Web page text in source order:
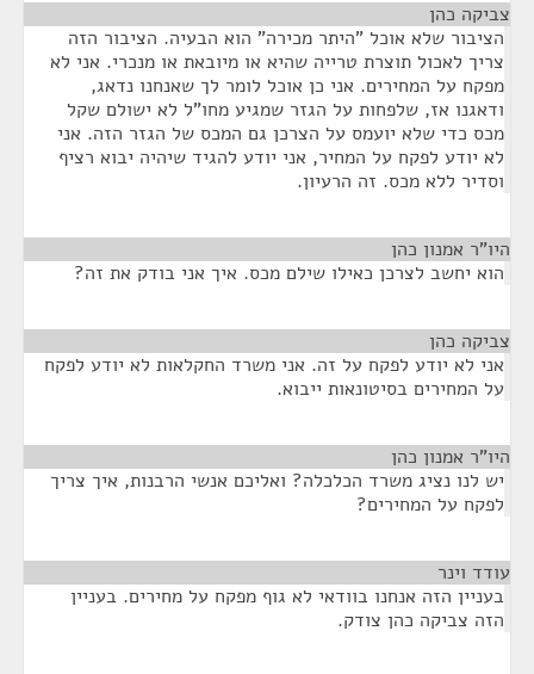
צביקה כהן
הציבור שלא אוכל "היתר מכירה" הוא הבעיה. הציבור הזה
צריך לאכול תוצרת טרייה שהיא או מיובאת או מנכרי. אני לא
מפקח על המחירים. אני כן אוכל לומר לך שאנחנו נדאג,
ודאגנו אז, שלפחות על הגזר שמגיע מחו"ל לא ישולם שקל
מכס כדי שלא יועמס על הצרכן גם המכס של הגזר הזה. אני
לא יודע לפקח על המחיר, אני יודע להגיד שיהיה יבוא רציף
וסדיר ללא מכס. זה הרעיון.
היו"ר אמנון כהן
הוא יחשב לצרכן כאילו שילם מכס. איך אני בודק את זה?
צביקה כהן
אני לא יודע לפקח על זה. אני משרד החקלאות לא יודע לפקח
על המחירים בסיטונאות ייבוא.
היו"ר אמנון כהן
יש לנו נציג משרד הכלכלה? ואליכם אנשי הרבנות, איך צריך
לפקח על המחירים?
עודד וינר
בעניין הזה אנחנו בוודאי לא גוף מפקח על מחירים. בעניין
הזה צביקה כהן צודק.